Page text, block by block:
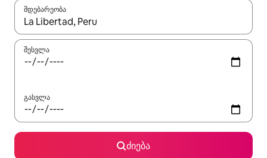
მდებარეობა
როცა შედეგები ხელმისაწვდომი გახდება, ნავიგაციისთვის
შესვლა
გასვლა
ძიება